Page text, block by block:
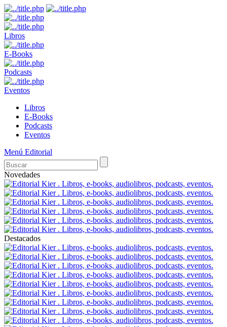
Libros
E-Books
Podcasts
Eventos
Libros
E-Books
Podcasts
Eventos
Menú Editorial
Novedades
Destacados